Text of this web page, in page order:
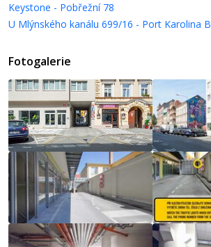
Keystone - Pobřežní 78
U Mlýnského kanálu 699/16 - Port Karolina B
Fotogalerie